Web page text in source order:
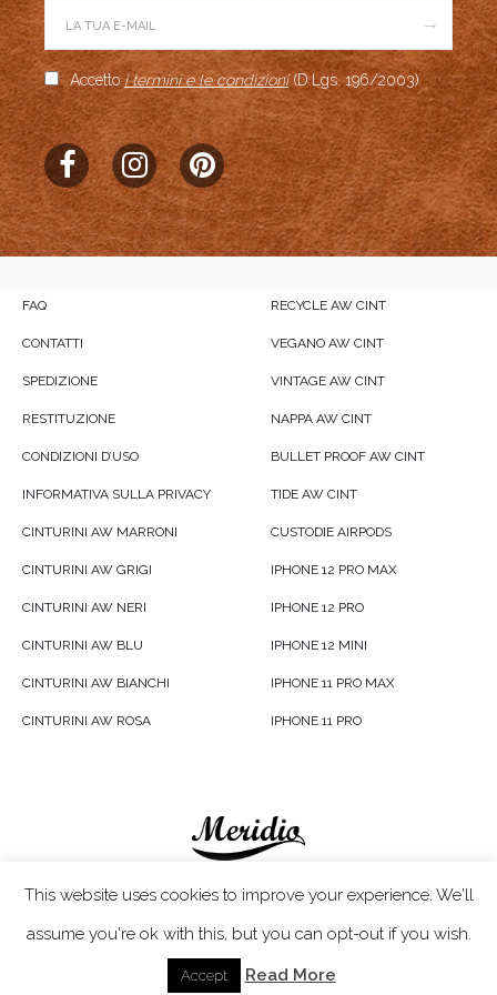
→
Accetto i termini e le condizioni(D.Lgs. 196/2003)
FAQ
CONTATTI
SPEDIZIONE
RESTITUZIONE
CONDIZIONI D’USO
INFORMATIVA SULLA PRIVACY
CINTURINI AW MARRONI
CINTURINI AW GRIGI
CINTURINI AW NERI
CINTURINI AW BLU
CINTURINI AW BIANCHI
CINTURINI AW ROSA
RECYCLE AW CINT
VEGANO AW CINT
VINTAGE AW CINT
NAPPA AW CINT
BULLET PROOF AW CINT
TIDE AW CINT
CUSTODIE AIRPODS
IPHONE 12 PRO MAX
IPHONE 12 PRO
IPHONE 12 MINI
IPHONE 11 PRO MAX
IPHONE 11 PRO
Meridio LTD © 2020
Servizio Clienti - In caso di problemi non esitare a
customercare@meridioband.com
This website uses cookies to improve your experience. We'll
assume you're ok with this, but you can opt-out if you wish.
Accept Read More